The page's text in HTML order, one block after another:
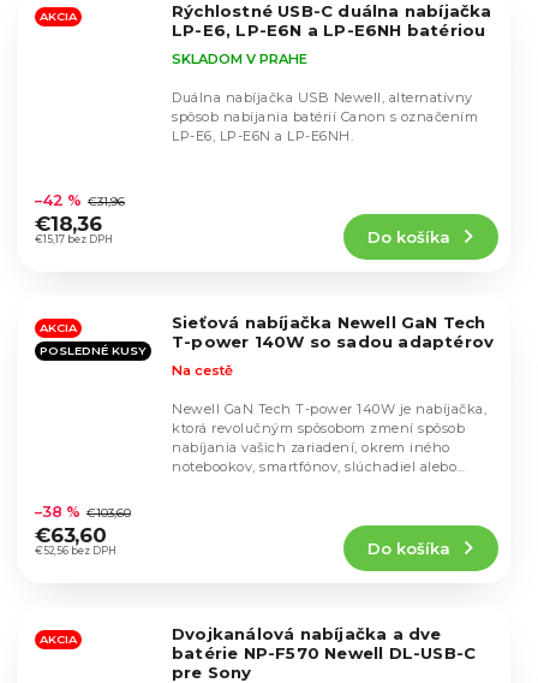
hviezdičiek.
AKCIA
Rýchlostné USB-C duálna nabíjačka
LP-E6, LP-E6N a LP-E6NH batériou
hodnotenie
produktu
je
hviezdičiek.
SKLADOM V PRAHE
€15,17 bez DPH
–42 % €31,96
€18,36
Do košíka
Duálna nabíjačka USB Newell, alternatívny
spôsob nabíjania batérií Canon s označením
LP-E6, LP-E6N a LP-E6NH.
AKCIA
POSLEDNÉ KUSY
Sieťová nabíjačka Newell GaN Tech
T-power 140W so sadou adaptérov
hodnotenie
produktu
je
hviezdičiek.
Na cestě
€52,56 bez DPH
–38 % €103,60
€63,60
Do košíka
Newell GaN Tech T-power 140W je nabíjačka,
ktorá revolučným spôsobom zmení spôsob
nabíjania vašich zariadení, okrem iného
notebookov, smartfónov, slúchadiel alebo
AKCIA
Dvojkanálová nabíjačka a dve
batérie NP-F570 Newell DL-USB-C
pre Sony